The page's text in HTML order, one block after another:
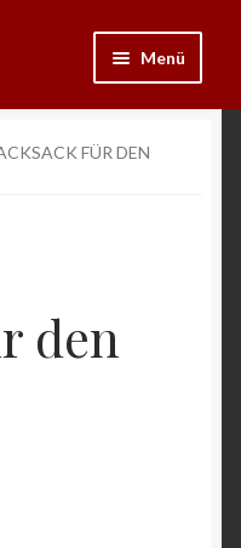
Menü
FÜR DEN
den